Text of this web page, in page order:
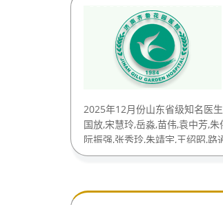
2025年12月份山东省级知名医
国放,宋慧玲,岳淼,苗伟,袁中芳,
阮振强,张秀玲,朱靖宇,王绍昭,
(2025-12-28)